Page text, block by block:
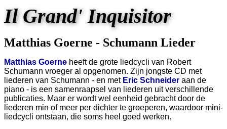
Il Grand' Inquisitor
Matthias Goerne - Schumann Lieder
Matthias Goerne heeft de grote liedcycli van Robert
Schumann vroeger al opgenomen. Zijn jongste CD met
liederen van Schumann - en met Eric Schneider aan de
piano - is een samenraapsel van liederen uit verschillende
publicaties. Maar er wordt wel eenheid gebracht door de
liederen min of meer per dichter te groeperen, waardoor mini-
liedcycli ontstaan, die soms heel goed werken.